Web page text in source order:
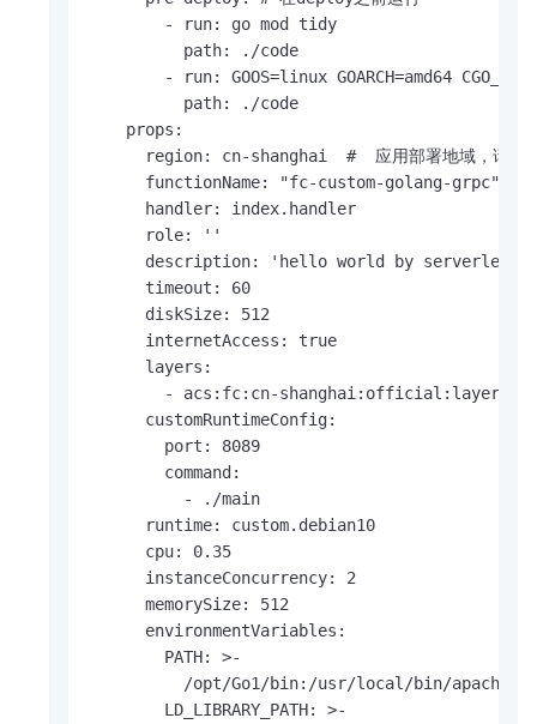
        - run: go mod tidy
          path: ./code
- run: GOOS=linux GOARCH=amd64
          path: ./code
    props:
region: cn-shanghai  #  应用部署地域，请根
      functionName: "fc-custom-golang-grpc"
      handler: index.handler
      role: ''
description: 'hello world by serverless
      timeout: 60
      diskSize: 512
      internetAccess: true
      layers:
- acs:fc:cn-shanghai:official:layers/
      customRuntimeConfig:
        port: 8089
        command:
          - ./main
      runtime: custom.debian10
      cpu: 0.35
      instanceConcurrency: 2
      memorySize: 512
      environmentVariables:
        PATH: >-
/opt/Go1/bin:/usr/local/bin/apache-
        LD_LIBRARY_PATH: >-